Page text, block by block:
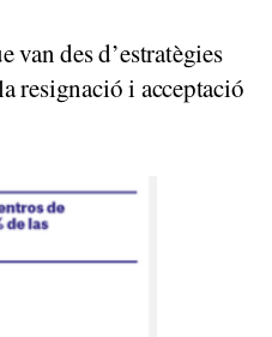
van des d’estratègies
resignació i acceptació